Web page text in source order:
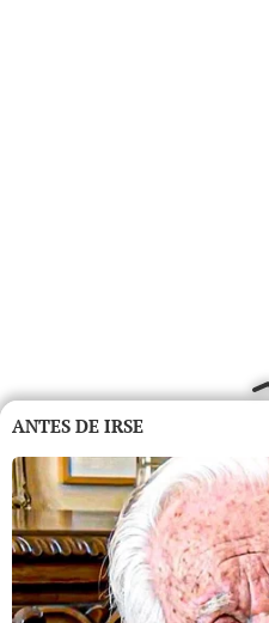
ANTES DE IRSE